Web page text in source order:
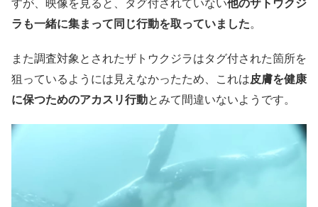
すが、映像を見ると、タグ付されていない他のザトウクジ
ラも一緒に集まって同じ行動を取っていました。
また調査対象とされたザトウクジラはタグ付された箇所を
狙っているようには見えなかったため、これは皮膚を健康
に保つためのアカスリ行動とみて間違いないようです。